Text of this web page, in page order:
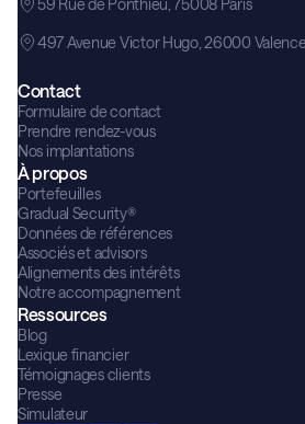
497 Avenue Victor Hugo, 26000 Valence
Contact
Formulaire de contact
Prendre rendez-vous
Nos implantations
À propos
Portefeuilles
Gradual Security®
Données de références
Associés et advisors
Alignements des intérêts
Notre accompagnement
Ressources
Blog
Lexique financier
Témoignages clients
Presse
Simulateur